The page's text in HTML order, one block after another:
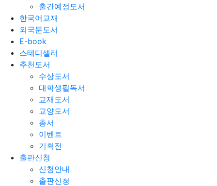
출간예정도서
한국어교재
외국문도서
E-book
스테디셀러
추천도서
수상도서
대학생필독서
교재도서
교양도서
총서
이벤트
기획전
출판신청
신청안내
출판신청